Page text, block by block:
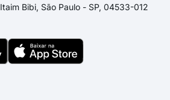
Bibi, São Paulo - SP, 04533-012